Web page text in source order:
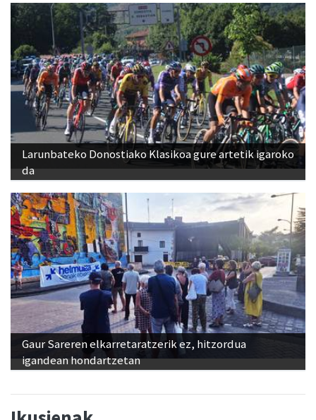
Larunbateko Donostiako Klasikoa gure artetik igaroko
da
Gaur Sareren elkarretaratzerik ez, hitzordua
igandean hondartzetan